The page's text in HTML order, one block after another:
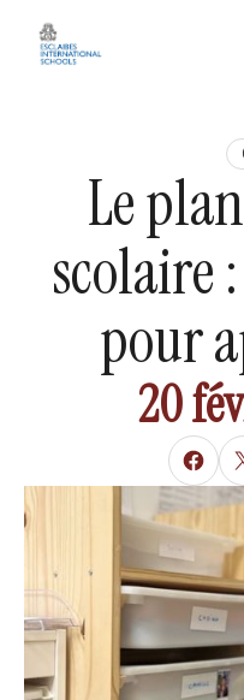
Le
scolaire
pour
20